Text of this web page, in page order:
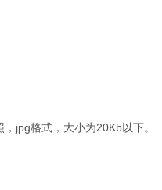
jpg格式，大小为20Kb以下。